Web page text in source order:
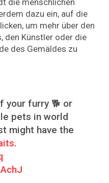
die menschlichen
dazu ein, auf die
um mehr über den
den Künstler oder die
des Gemäldes zu
your furry 🐕 or
pets in world
might have the
.